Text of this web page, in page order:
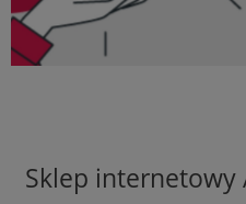
Sklep internetowy